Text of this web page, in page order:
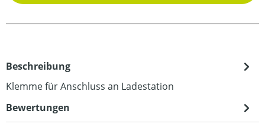
Beschreibung
Klemme für Anschluss an Ladestation
Bewertungen